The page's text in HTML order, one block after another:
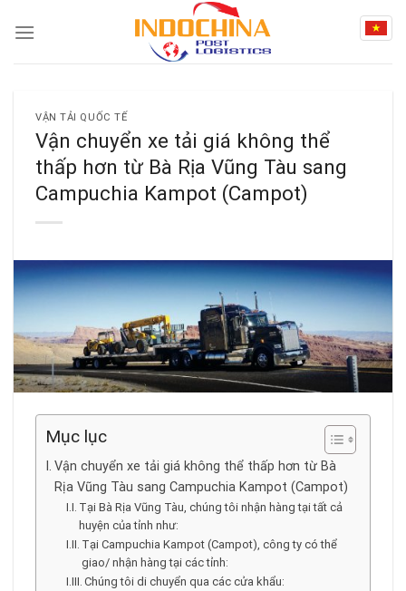
VẬN TẢI QUỐC TẾ
Vận chuyển xe tải giá không thể
thấp hơn từ Bà Rịa Vũng Tàu sang
Campuchia Kampot (Campot)
Mục lục
Vận chuyển xe tải giá không thể thấp hơn từ Bà
Rịa Vũng Tàu sang Campuchia Kampot (Campot)
Tại Bà Rịa Vũng Tàu, chúng tôi nhận hàng tại tất cả
huyện của tỉnh như:
Tại Campuchia Kampot (Campot), công ty có thể
giao/ nhận hàng tại các tỉnh:
Chúng tôi di chuyển qua các cửa khẩu: